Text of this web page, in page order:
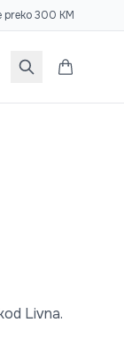
300 KM
Livna.